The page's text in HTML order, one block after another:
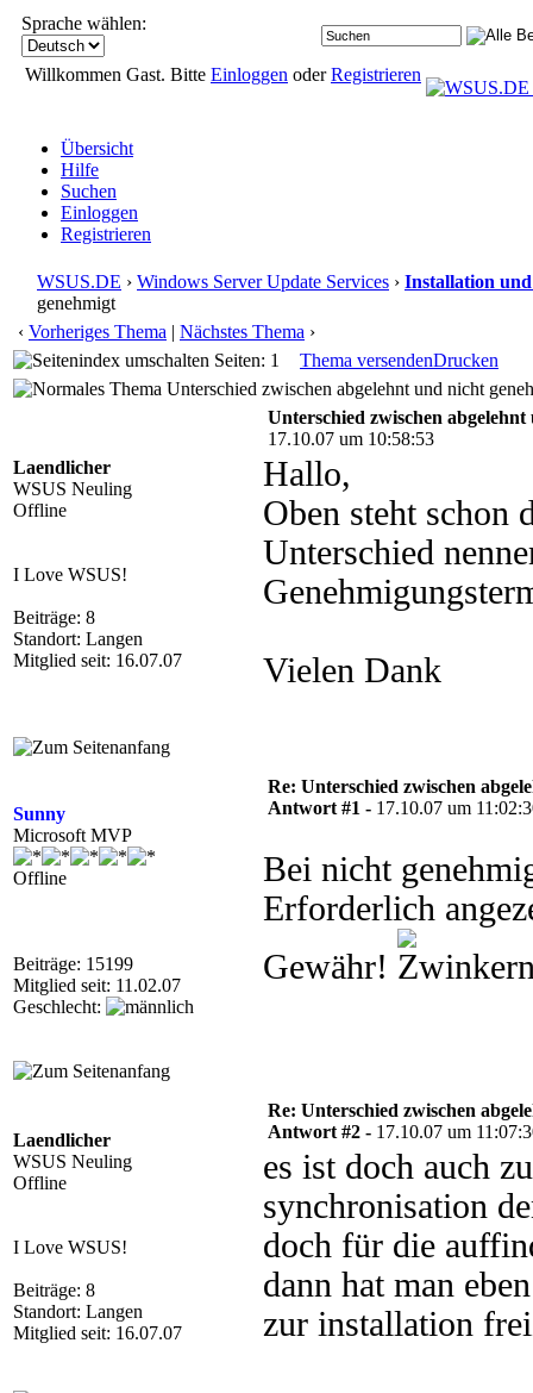
Sprache wählen:
Willkommen Gast. Bitte Einloggen oderRegistrieren
Übersicht
Hilfe
Suchen
Einloggen
Registrieren
WSUS.DE › Windows Server Update Services › Installation
genehmigt
‹ Vorheriges Thema | Nächstes Thema ›
Seiten: 1
Thema versendenDrucken
Unterschied zwischen abgelehnt und nicht
Laendlicher
WSUS Neuling
Offline
I Love WSUS!
Beiträge: 8
Standort: Langen
Mitglied seit: 16.07.07
Unterschied zwischen
17.10.07 um 10:58:53
Hallo,
Oben steht schon
Unterschied
Vielen Dank
Sunny
Microsoft MVP
Offline
Beiträge: 15199
Mitglied seit: 11.02.07
Geschlecht:
Re: Unterschied zwischen
Antwort #1 - 17.10.07 um
Bei nicht
Erforderlich
Gewähr!
Laendlicher
WSUS Neuling
Offline
I Love WSUS!
Beiträge: 8
Standort: Langen
Mitglied seit: 16.07.07
Re: Unterschied zwischen
Antwort #2 - 17.10.07 um
es ist doch auch
synchronisation
doch für die
dann hat man
zur installation